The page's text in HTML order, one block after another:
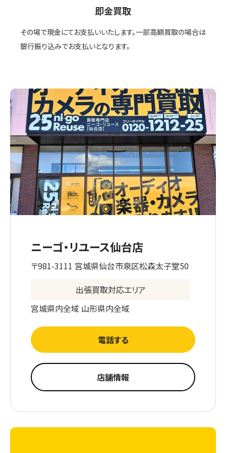
即金買取
その場で現金にてお支払いいたします。一部高額買取の場合は
銀行振り込みでお支払いとなります。
ニーゴ・リユース仙台店
〒981-3111 宮城県仙台市泉区松森太子堂50
出張買取対応エリア
宮城県内全域 山形県内全域
電話する
店舗情報